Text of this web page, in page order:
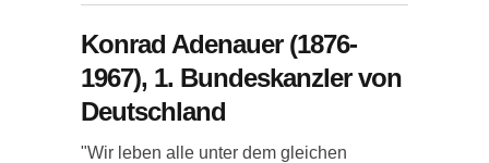
Konrad Adenauer (1876-
1967), 1. Bundeskanzler von
Deutschland
"Wir leben alle unter dem gleichen